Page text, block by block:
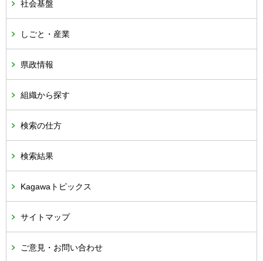
社会基盤
しごと・産業
県政情報
組織から探す
検索の仕方
検索結果
Kagawaトピックス
サイトマップ
ご意見・お問い合わせ